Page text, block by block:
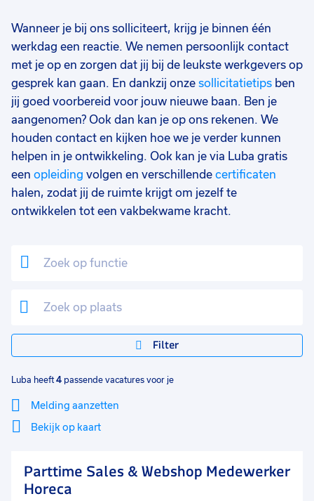
Wanneer je bij ons solliciteert, krijg je binnen één
werkdag een reactie. We nemen persoonlijk contact
met je op en zorgen dat jij bij de leukste werkgevers op
gesprek kan gaan. En dankzij onze sollicitatietips ben
jij goed voorbereid voor jouw nieuwe baan. Ben je
aangenomen? Ook dan kan je op ons rekenen. We
houden contact en kijken hoe we je verder kunnen
helpen in je ontwikkeling. Ook kan je via Luba gratis
een opleiding volgen en verschillende certificaten
halen, zodat jij de ruimte krijgt om jezelf te
ontwikkelen tot een vakbekwame kracht.
Filter
Uren per week 0
37 - 40+ uur 2
0 - 8 uur 1
Luba heeft 4 passende vacatures voor je
Melding aanzetten
Bekijk op kaart
Filter
Sluiten
Parttime Sales & Webshop Medewerker
Horeca